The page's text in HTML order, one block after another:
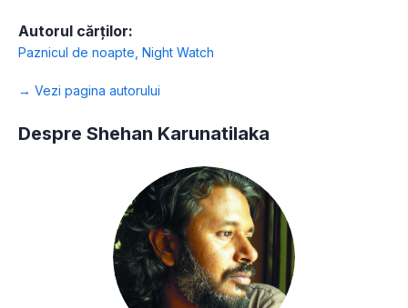
Autorul cărților:
Paznicul de noapte Night Watch
→ Vezi pagina autorului
Despre Shehan Karunatilaka